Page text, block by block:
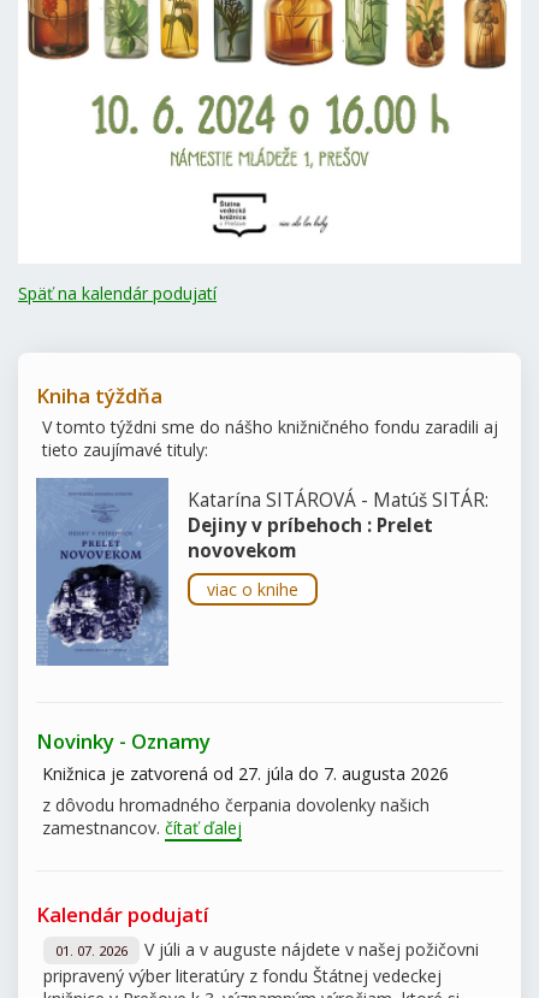
Späť na kalendár podujatí
Kniha týždňa
V tomto týždni sme do nášho knižničného fondu zaradili aj
tieto zaujímavé tituly:
Katarína SITÁROVÁ - Matúš SITÁR:
Dejiny v príbehoch : Prelet
novovekom
viac o knihe
Novinky - Oznamy
Knižnica je zatvorená od 27. júla do 7. augusta 2026
z dôvodu hromadného čerpania dovolenky našich
zamestnancov. čítať ďalej
Kalendár podujatí
01. 07. 2026
V júli a v auguste nájdete v našej požičovni
pripravený výber literatúry z fondu Štátnej vedeckej